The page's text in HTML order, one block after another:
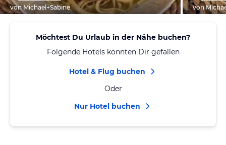
von Michael+Sabine von
Möchtest Du Urlaub in der Nähe buchen?
Folgende Hotels könnten Dir gefallen
Hotel & Flug buchen
Oder
Nur Hotel buchen